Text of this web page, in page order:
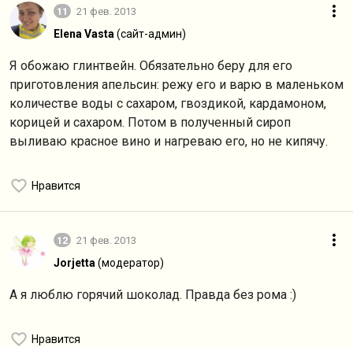
11 21 фев. 2013
Elena Vasta (сайт-админ)
Я обожаю глинтвейн. Обязательно беру для его
приготовления апельсин: режу его и варю в маленьком
количестве воды с сахаром, гвоздикой, кардамоном,
корицей и сахаром. Потом в полученный сироп
выливаю красное вино и нагреваю его, но не кипячу.
Нравится
12 21 фев. 2013
Jorjetta (модератор)
А я люблю горячий шоколад. Правда без рома :)
Нравится